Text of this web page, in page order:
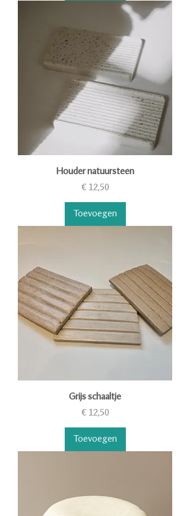
Houder natuursteen
Prijs
€ 12,50
Toevoegen
Grijs schaaltje
Prijs
€ 12,50
Toevoegen